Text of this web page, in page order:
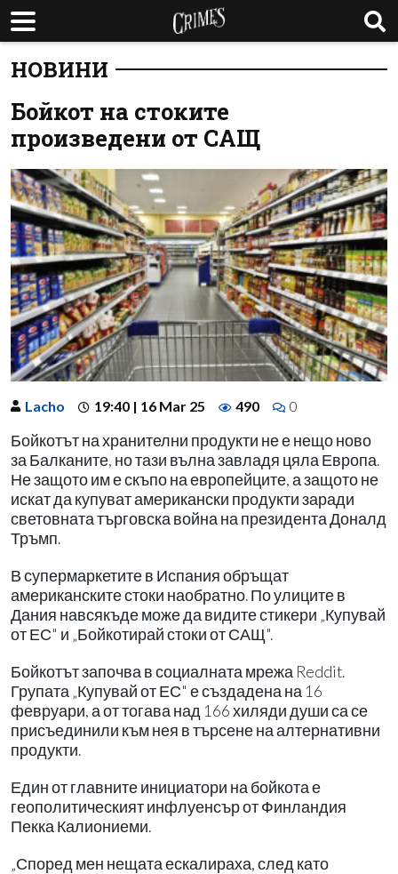
НОВИНИ
Бойкот на стоките
произведени от САЩ
Lacho 19:40 | 16 Mar 25 490 0
Бойкотът на хранителни продукти не е нещо ново
за Балканите, но тази вълна завладя цяла Европа.
Не защото им е скъпо на европейците, а защото не
искат да купуват американски продукти заради
световната търговска война на президента Доналд
Тръмп.
В супермаркетите в Испания обръщат
американските стоки наобратно. По улиците в
Дания навсякъде може да видите стикери „Купувай
от ЕС" и „Бойкотирай стоки от САЩ".
Бойкотът започва в социалната мрежа Reddit.
Групата „Купувай от ЕС" е създадена на 16
февруари, а от тогава над 166 хиляди души са се
присъединили към нея в търсене на алтернативни
продукти.
Един от главните инициатори на бойкота е
геополитическият инфлуенсър от Финландия
Пекка Калиониеми.
„Според мен нещата ескалираха, след като